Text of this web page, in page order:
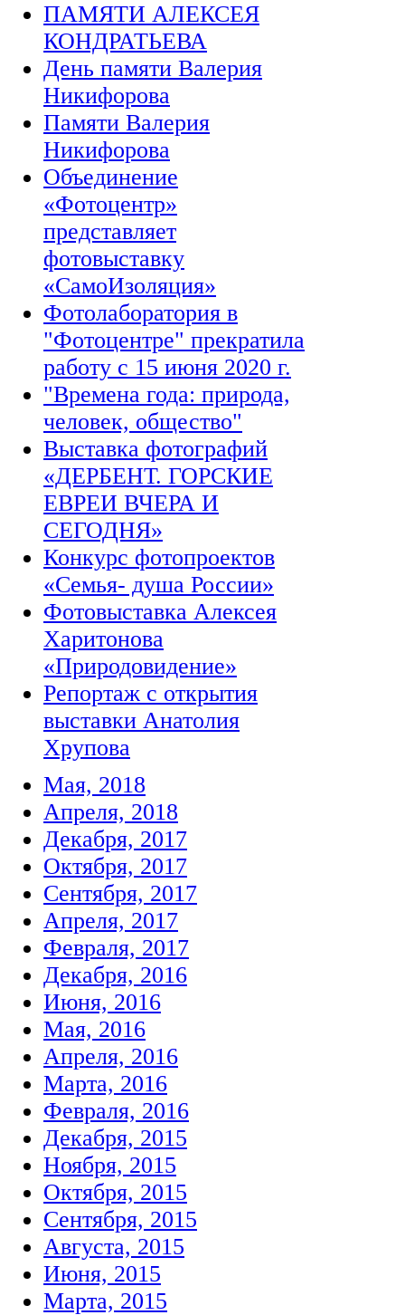
ПАМЯТИ АЛЕКСЕЯ
КОНДРАТЬЕВА
День памяти Валерия
Никифорова
Памяти Валерия
Никифорова
Объединение
«Фотоцентр»
представляет
фотовыставку
«СамоИзоляция»
Фотолаборатория в
"Фотоцентре" прекратила
работу с 15 июня 2020 г.
"Времена года: природа,
человек, общество"
Выставка фотографий
«ДЕРБЕНТ. ГОРСКИЕ
ЕВРЕИ ВЧЕРА И
СЕГОДНЯ»
Конкурс фотопроектов
«Семья- душа России»
Фотовыставка Алексея
Харитонова
«Природовидение»
Репортаж с открытия
выставки Анатолия
Хрупова
Мая, 2018
Апреля, 2018
Декабря, 2017
Октября, 2017
Сентября, 2017
Апреля, 2017
Февраля, 2017
Декабря, 2016
Июня, 2016
Мая, 2016
Апреля, 2016
Марта, 2016
Февраля, 2016
Декабря, 2015
Ноября, 2015
Октября, 2015
Сентября, 2015
Августа, 2015
Июня, 2015
Марта, 2015